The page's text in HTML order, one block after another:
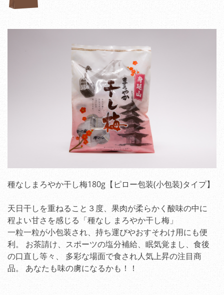
種なしまろやか干し梅180g【ピロー包装(小包装)タイプ】
天日干しを重ねること３度、果肉が柔らかく酸味の中に
程よい甘さを感じる「種なし まろやか干し梅」
一粒一粒が小包装され、持ち運びやおすそわけ用にも便
利。 お茶請け、スポーツの塩分補給、眠気覚まし、食後
の口直し等々、 多彩な場面で食され人気上昇の注目商
品。 あなたも味の虜になるかも！！